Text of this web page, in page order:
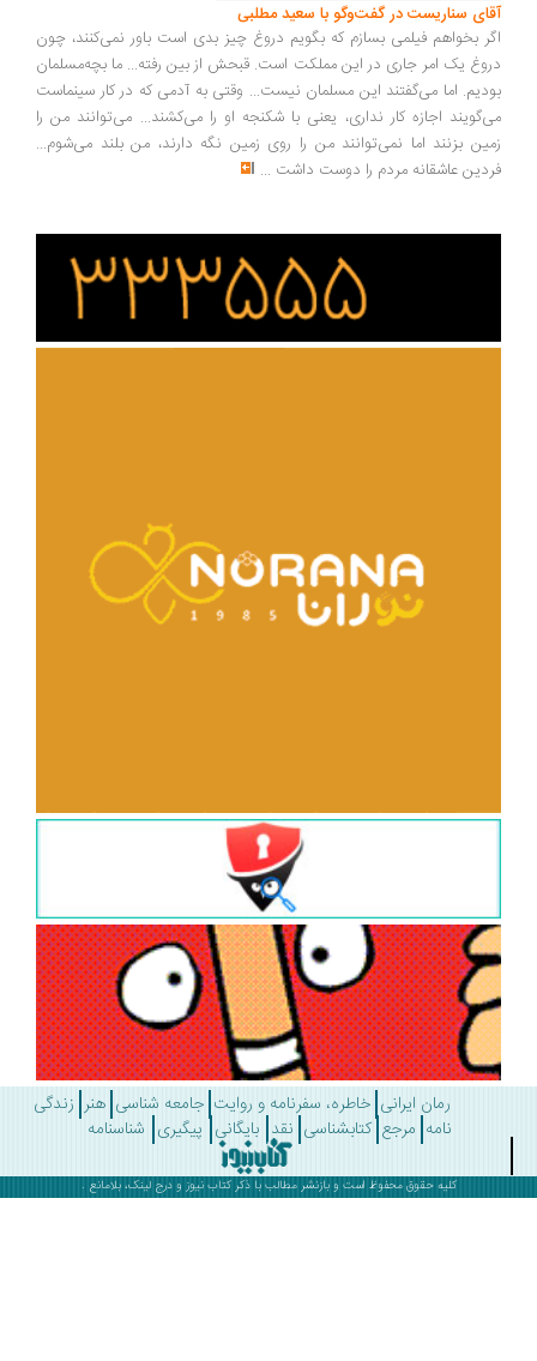
سناریست در گفت‌وگو با سعید مطلبی
بخواهم فیلمی بسازم که بگویم دروغ چیز بدی است باور نمی‌کنند، چون
یک امر جاری در این مملکت است. قبحش از بین رفته... ما بچه‌مسلمان
اما می‌گفتند این مسلمان نیست... وقتی به آدمی که در کار سینماست
اجازه کار نداری، یعنی با شکنجه او را می‌کشند... می‌توانند من را
بزنند اما نمی‌توانند من را روی زمین نگه دارند، من بلند می‌شوم...
عاشقانه مردم را دوست داشت ...
رمان ایرانی خاطره، سفرنامه و روایت جامعه شناسی هنر زندگی
مرجع کتابشناسی نقد بایگانی پیگیری شناسنامه
کلیه حقوق محفوظ است و بازنشر مطالب با ذکرکتاب نیوز و درج لینک، بلامانع .